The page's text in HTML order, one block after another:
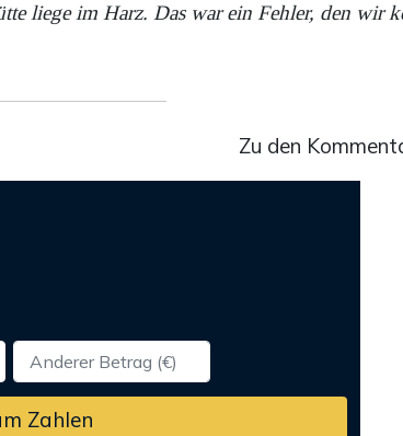
liege im Harz. Das war ein Fehler, den wir
Zu den
Zahlen